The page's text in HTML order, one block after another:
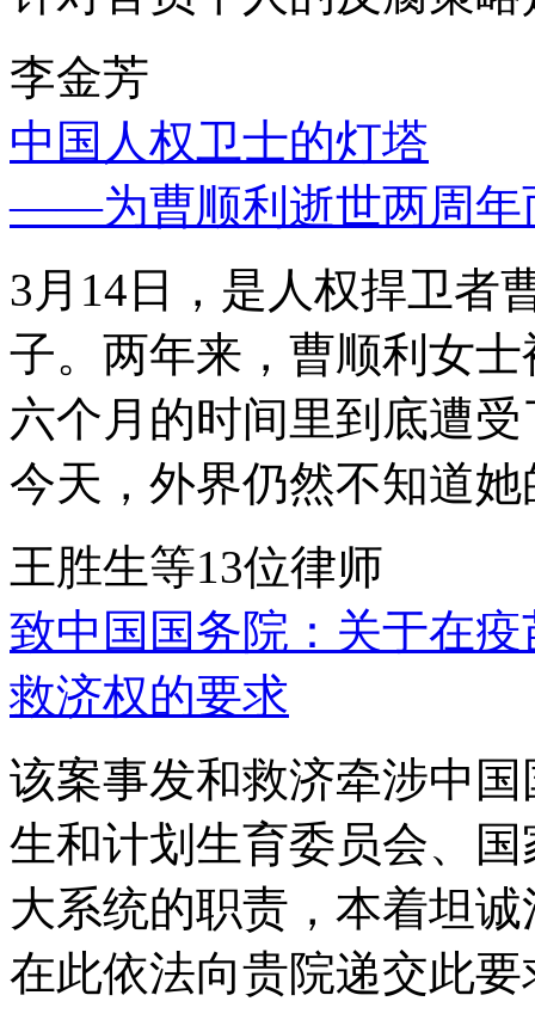
李金芳
中国人权卫士的灯塔
——为曹顺利逝世两周年
3月14日，是人权捍卫者
子。两年来，曹顺利女
六个月的时间里到底遭
今天，外界仍然不知道
王胜生等13位律师
致中国国务院：关于在
救济权的要求
该案事发和救济牵涉中
生和计划生育委员会、
大系统的职责，本着坦
在此依法向贵院递交此要